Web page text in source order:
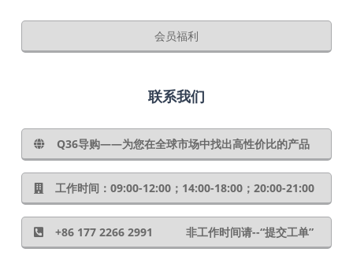
会员福利
联系我们
Q36导购——为您在全球市场中找出高性价比的产品
工作时间：09:00-12:00；14:00-18:00；20:00-21:00
+86 177 2266 2991 非工作时间请--“提交工单”